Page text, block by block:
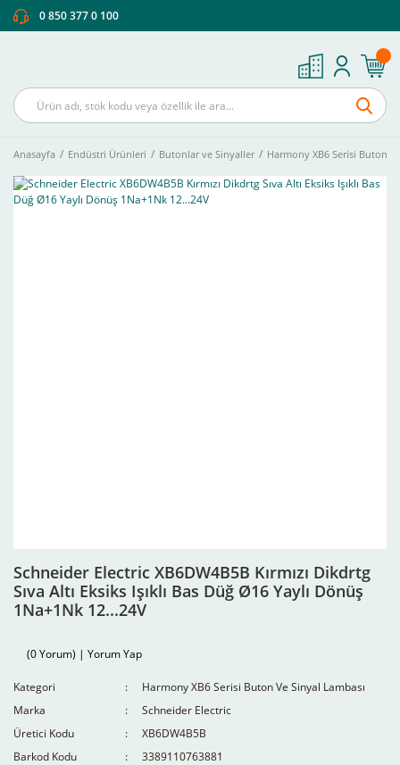
0 850 377 0 100
Anasayfa Endüstri Ürünleri Butonlar ve Sinyaller Harmony XB6 Serisi Buton
Schneider Electric XB6DW4B5B Kırmızı Dikdrtg
Sıva Altı Eksiks Işıklı Bas Düğ Ø16 Yaylı Dönüş
1Na+1Nk 12...24V
(0 Yorum) | Yorum Yap
Kategori
Harmony XB6 Serisi Buton Ve Sinyal Lambası
Marka
Schneider Electric
Üretici Kodu
XB6DW4B5B
Barkod Kodu
3389110763881